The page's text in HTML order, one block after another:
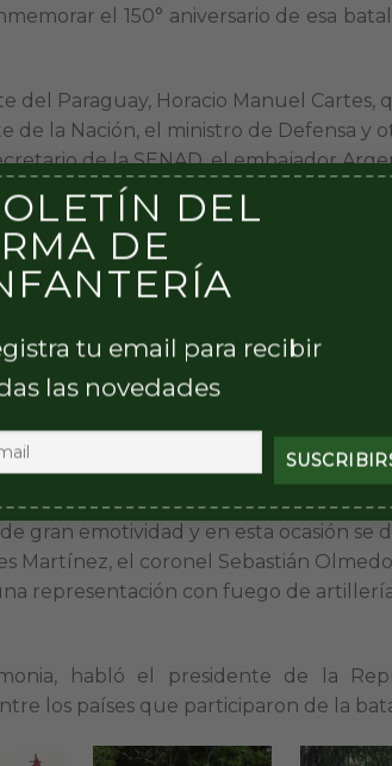
DEL
DE
tu email para recibir
las novedades
el 150° aniversario de esa
del Paraguay, Horacio Manuel Cartes,
de la Nación, el ministro de Defensa y
de la SENAD, el embajador
del Ejército, de la Armada y
Militar y Aeronáutico de
público local.
Paraná en una embarcación de la
4 «Teniente Coronel Fraga», la
históricos.
Francisco Solano López», y su
de Ejército, Armada y Aeronáutica
4.
gran emotividad y en esta ocasión se
Martínez, el coronel Sebastián
representación con fuego de
habló el presidente de la
los países que participaron de la